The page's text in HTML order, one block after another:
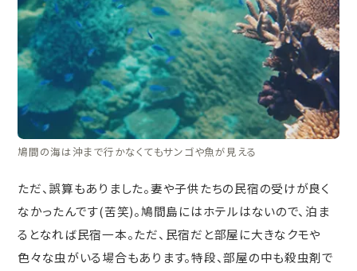
鳩間の海は沖まで行かなくてもサンゴや魚が見える
ただ、誤算もありました。妻や子供たちの民宿の受けが良く
なかったんです(苦笑)。鳩間島にはホテルはないので、泊ま
るとなれば民宿一本。ただ、民宿だと部屋に大きなクモや
色々な虫がいる場合もあります。特段、部屋の中も殺虫剤で